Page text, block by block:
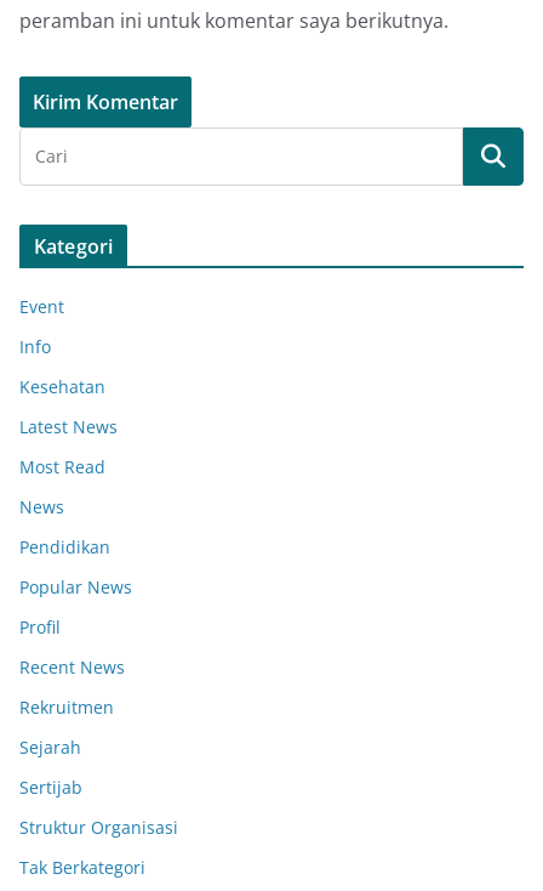
peramban ini untuk komentar saya berikutnya.
Kategori
Event
Info
Kesehatan
Latest News
Most Read
News
Pendidikan
Popular News
Profil
Recent News
Rekruitmen
Sejarah
Sertijab
Struktur Organisasi
Tak Berkategori